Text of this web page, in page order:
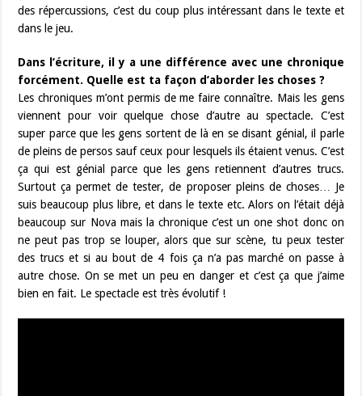
des répercussions, c’est du coup plus intéressant dans le texte et
dans le jeu.
Dans l’écriture, il y a une différence avec une chronique
forcément. Quelle est ta façon d’aborder les choses ?
Les chroniques m’ont permis de me faire connaître. Mais les gens
viennent pour voir quelque chose d’autre au spectacle. C’est
super parce que les gens sortent de là en se disant génial, il parle
de pleins de persos sauf ceux pour lesquels ils étaient venus. C’est
ça qui est génial parce que les gens retiennent d’autres trucs.
Surtout ça permet de tester, de proposer pleins de choses… Je
suis beaucoup plus libre, et dans le texte etc. Alors on l’était déjà
beaucoup sur Nova mais la chronique c’est un one shot donc on
ne peut pas trop se louper, alors que sur scène, tu peux tester
des trucs et si au bout de 4 fois ça n’a pas marché on passe à
autre chose. On se met un peu en danger et c’est ça que j’aime
bien en fait. Le spectacle est très évolutif !